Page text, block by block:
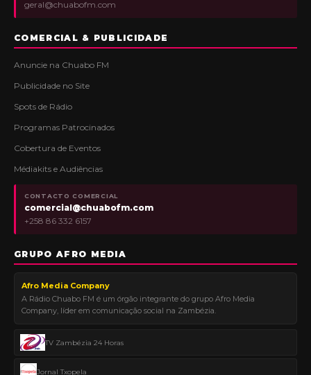
geral@chuabofm.com
COMERCIAL & PUBLICIDADE
Anuncie na Chuabo FM
Publicidade no Site
Spots de Rádio
Programas Patrocinados
Cobertura de Eventos
Médiakits e Audiências
CONTACTO COMERCIAL
comercial@chuabofm.com
+258 86 332 6157
GRUPO AFRO MEDIA
Afro Media Company
A Rádio Chuabo FM é um órgão integrante do grupo Afro Media
Company, líder em comunicação social na Zambézia.
TV Zambézia 24 Horas
Jornal Txopela